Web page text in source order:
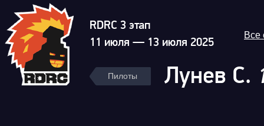
RDRC 3 этап
11 июля — 13 июля 2025
Все
Пилоты Лунев С.